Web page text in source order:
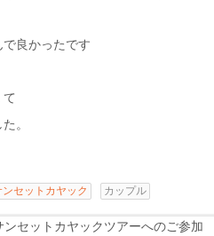
良かったです
。
ンセットカヤック カップル
セットカヤックツアーへのご参加